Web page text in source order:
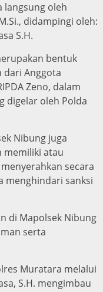
langsung oleh
didampingi oleh:
S.H.
bentuk
dari Anggota
Zeno, dalam
digelar oleh Polda
Nibung juga
memiliki atau
secara
menghindari sanksi
di Mapolsek Nibung
serta
Muratara melalui
S.H. mengimbau